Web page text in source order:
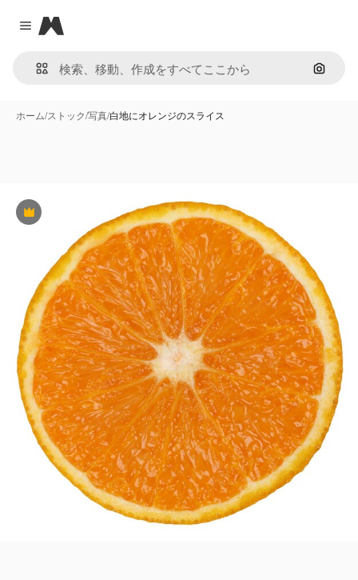
Close menu
Magnific
画像で
ホーム/ストック/写真/白地にオレンジのスライス
Premium